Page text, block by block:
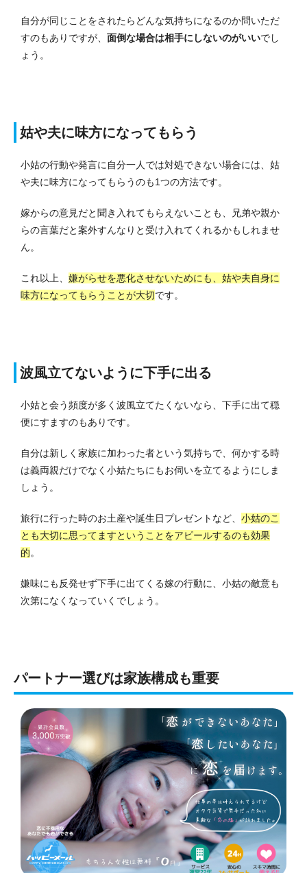
自分が同じことをされたらどんな気持ちになるのか問いただ
すのもありですが、 面倒な場合は相手にしないのがいいでし
ょう。
姑や夫に味方になってもらう
小姑の行動や発言に自分一人では対処できない場合には、姑
や夫に味方になってもらうのも1つの方法です。
嫁からの意見だと聞き入れてもらえないことも、兄弟や親か
らの言葉だと案外すんなりと受け入れてくれるかもしれませ
ん。
これ以上、 嫌がらせを悪化させないためにも、姑や夫自身に
味方になってもらうことが大切です。
波風立てないように下手に出る
小姑と会う頻度が多く波風立てたくないなら、下手に出て穏
便にすますのもありです。
自分は新しく家族に加わった者という気持ちで、何かする時
は義両親だけでなく小姑たちにもお伺いを立てるようにしま
しょう。
旅行に行った時のお土産や誕生日プレゼントなど、 小姑のこ
とも大切に思ってますということをアピールするのも効果
的。
嫌味にも反発せず下手に出てくる嫁の行動に、小姑の敵意も
次第になくなっていくでしょう。
パートナー選びは家族構成も重要